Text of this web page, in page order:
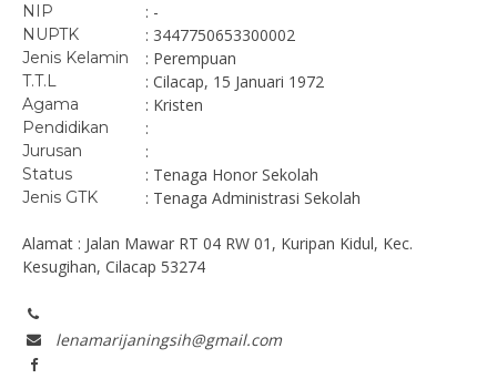
NIP : -
NUPTK : 3447750653300002
Jenis Kelamin : Perempuan
T.T.L : Cilacap, 15 Januari 1972
Agama : Kristen
Pendidikan :
Jurusan :
Status : Tenaga Honor Sekolah
Jenis GTK : Tenaga Administrasi Sekolah
Alamat : Jalan Mawar RT 04 RW 01, Kuripan Kidul, Kec.
Kesugihan, Cilacap 53274
lenamarijaningsih@gmail.com